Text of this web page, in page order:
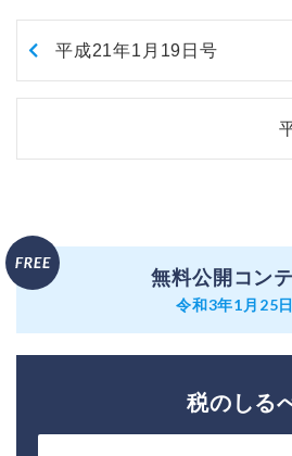
平成21年1月19日号
無料公開コン
令和3年1月25
税のしる